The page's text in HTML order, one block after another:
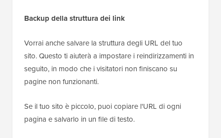
Backup della struttura dei link
Vorrai anche salvare la struttura degli URL del tuo
sito. Questo ti aiuterà a impostare i reindirizzamenti in
seguito, in modo che i visitatori non finiscano su
pagine non funzionanti.
Se il tuo sito è piccolo, puoi copiare l'URL di ogni
pagina e salvarlo in un file di testo.